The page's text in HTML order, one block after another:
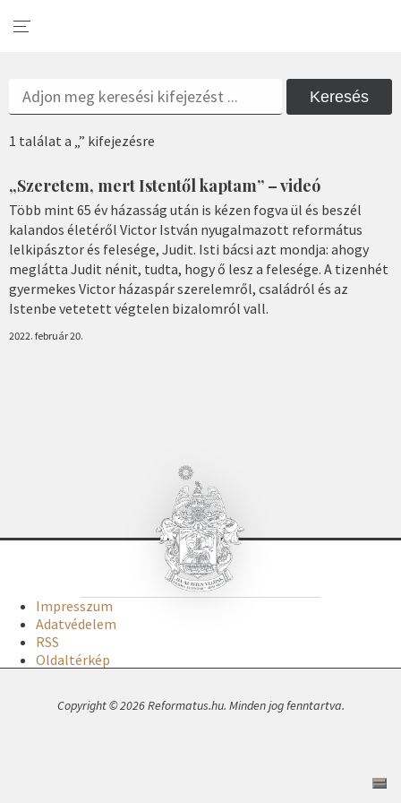
Keresés
1 találat a „” kifejezésre
„Szeretem, mert Istentől kaptam” – videó
Több mint 65 év házasság után is kézen fogva ül és beszél
kalandos életéről Victor István nyugalmazott református
lelkipásztor és felesége, Judit. Isti bácsi azt mondja: ahogy
meglátta Judit nénit, tudta, hogy ő lesz a felesége. A tizenhét
gyermekes Victor házaspár szerelemről, családról és az
Istenbe vetetett végtelen bizalomról vall.
2022. február 20.
Impresszum
Adatvédelem
RSS
Oldaltérkép
Copyright © 2026 Reformatus.hu. Minden jog fenntartva.